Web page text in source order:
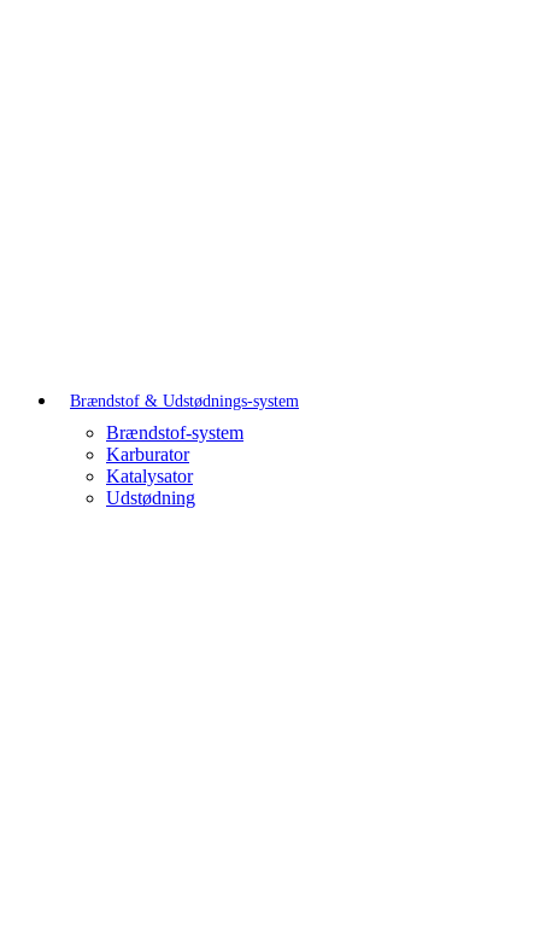
Brændstof & Udstødnings-system
Brændstof-system
Karburator
Katalysator
Udstødning